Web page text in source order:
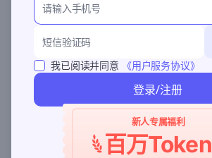
我已阅读并同意
《用户服务协议》
登录/注册
新人专属福利
百万Token